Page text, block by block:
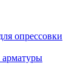
опрессовки